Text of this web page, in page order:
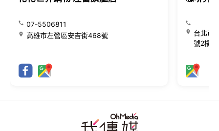
07-5506811
高雄市左營區安吉街468號
台北市
號2樓